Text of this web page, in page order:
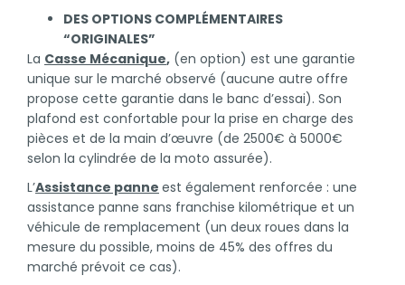
DES OPTIONS COMPLÉMENTAIRES
“ORIGINALES”
La Casse Mécanique, (en option) est une garantie
unique sur le marché observé (aucune autre offre
propose cette garantie dans le banc d’essai). Son
plafond est confortable pour la prise en charge des
pièces et de la main d’œuvre (de 2500€ à 5000€
selon la cylindrée de la moto assurée).
L’Assistance panne est également renforcée : une
assistance panne sans franchise kilométrique et un
véhicule de remplacement (un deux roues dans la
mesure du possible, moins de 45% des offres du
marché prévoit ce cas).